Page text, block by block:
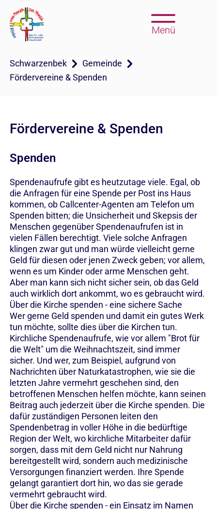
Menü
Schwarzenbek
Gemeinde
Fördervereine & Spenden
Fördervereine & Spenden
Spenden
Spendenaufrufe gibt es heutzutage viele. Egal, ob
die Anfragen für eine Spende per Post ins Haus
kommen, ob Callcenter-Agenten am Telefon um
Spenden bitten; die Unsicherheit und Skepsis der
Menschen gegenüber Spendenaufrufen ist in
vielen Fällen berechtigt. Viele solche Anfragen
klingen zwar gut und man würde vielleicht gerne
Geld für diesen oder jenen Zweck geben; vor allem,
wenn es um Kinder oder arme Menschen geht.
Aber man kann sich nicht sicher sein, ob das Geld
auch wirklich dort ankommt, wo es gebraucht wird.
Über die Kirche spenden - eine sichere Sache
Wer gerne Geld spenden und damit ein gutes Werk
tun möchte, sollte dies über die Kirchen tun.
Kirchliche Spendenaufrufe, wie vor allem "Brot für
die Welt" um die Weihnachtszeit, sind immer
sicher. Und wer, zum Beispiel, aufgrund von
Nachrichten über Naturkatastrophen, wie sie die
letzten Jahre vermehrt geschehen sind, den
betroffenen Menschen helfen möchte, kann seinen
Beitrag auch jederzeit über die Kirche spenden. Die
dafür zuständigen Personen leiten den
Spendenbetrag in voller Höhe in die bedürftige
Region der Welt, wo kirchliche Mitarbeiter dafür
sorgen, dass mit dem Geld nicht nur Nahrung
bereitgestellt wird, sondern auch medizinische
Versorgungen finanziert werden. Ihre Spende
gelangt garantiert dort hin, wo das sie gerade
vermehrt gebraucht wird.
Über die Kirche spenden - ein Einsatz im Namen